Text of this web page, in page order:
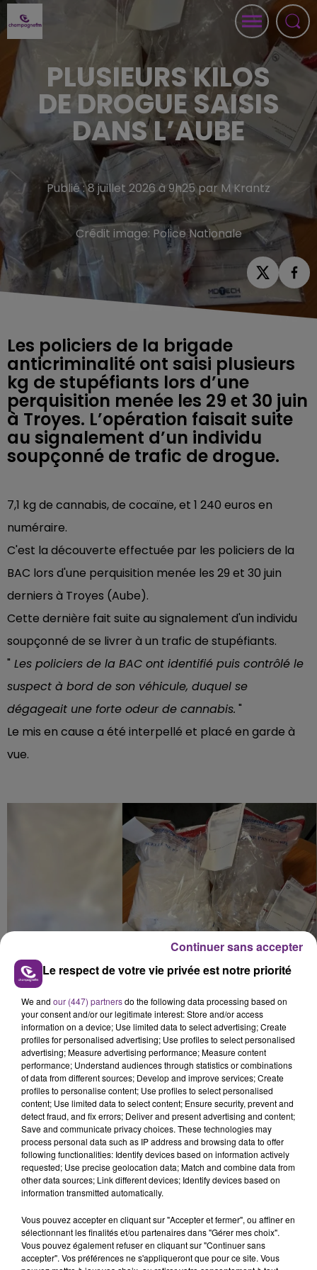
PLUSIEURS KILOS
DE DROGUE SAISIS
DANS L’AUBE
Publié : 8 juillet 2026 à 9h25 par M Krantz
Crédit image: Police Nationale
Les policiers de la brigade
anticriminalité ont saisi plusieurs
kg de stupéfiants lors d’une
perquisition menée les 29 et 30 juin
à Troyes. L’opération faisait suite
au signalement d’un individu
soupçonné de trafic de drogue.
7,1 kg de cannabis, de cocaïne, et 1 240 euros en
numéraire.
C'est la découverte effectuée par les policiers de la
BAC lors d'une perquisition menée les 29 et 30 juin
derniers à Troyes (Aube).
Cette dernière fait suite au signalement d'un individu
soupçonné de se livrer à un trafic de stupéfiants.
" Les policiers de la BAC ont identifié puis contrôlé le
suspect à bord de son véhicule, duquel se
dégageait une forte odeur de cannabis. "
Le mis en cause a été interpellé et placé en garde à
vue.
FIL D'ACTU
6 août 2026
SI TOUT LE MONDE FAIT ÇA, MOI L'ANNÉE
Le respect de votre vie privée est notre priorité
We and our (447) partnersdo the following data processing based on
your consent and/or our legitimate interest: Store and/or access
information on a device; Use limited data to select advertising; Create
profiles for personalised advertising; Use profiles to select personalised
advertising; Measure advertising performance; Measure content
performance; Understand audiences through statistics or combinations
of data from different sources; Develop and improve services; Create
profiles to personalise content; Use profiles to select personalised
content; Use limited data to select content; Ensure security, prevent and
detect fraud, and fix errors; Deliver and present advertising and content;
Save and communicate privacy choices. These technologies may
process personal data such as IP address and browsing data to offer
following functionalities: Identify devices based on information actively
requested; Use precise geolocation data; Match and combine data from
other data sources; Link different devices; Identify devices based on
information transmitted automatically.
Vous pouvez accepter en cliquant sur "Accepter et fermer", ou affiner en
sélectionnant les finalités et/ou partenaires dans "Gérer mes choix".
Vous pouvez également refuser en cliquant sur "Continuer sans
accepter". Vos préférences ne s'appliqueront que pour ce site. Vous
Continuer sans accepter